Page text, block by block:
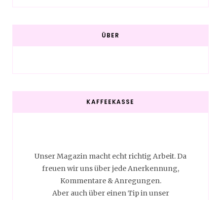
ÜBER
KAFFEEKASSE
Unser Magazin macht echt richtig Arbeit. Da
freuen wir uns über jede Anerkennung,
Kommentare & Anregungen.
Aber auch über einen Tip in unser